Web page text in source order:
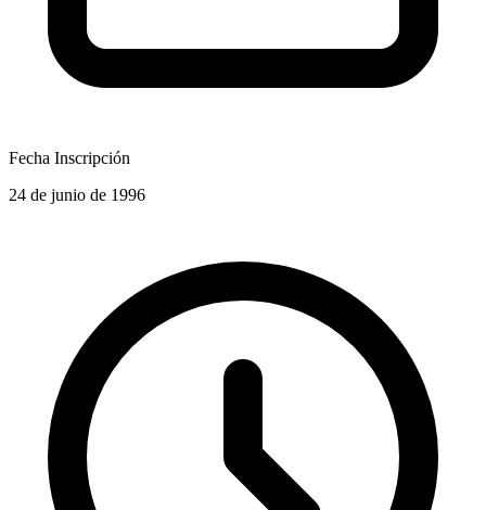
Fecha Inscripción
24 de junio de 1996